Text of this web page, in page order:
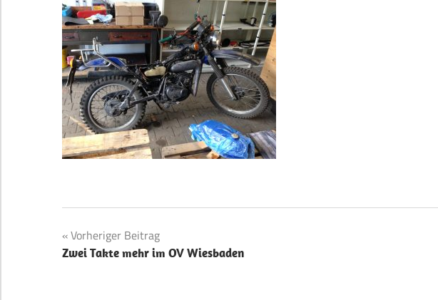
Beitragsnavigation
Vorheriger Beitrag
Zwei Takte mehr im OV Wiesbaden